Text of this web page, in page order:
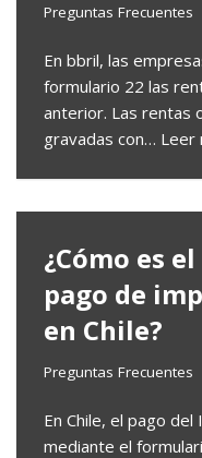
Preguntas Frecuentes
En bbril, las
formulario 22 las
anterior. Las rentas
gravadas con… Leer
¿Cómo es
pago de
en Chile?
Preguntas Frecuentes
En Chile, el pago
mediante el